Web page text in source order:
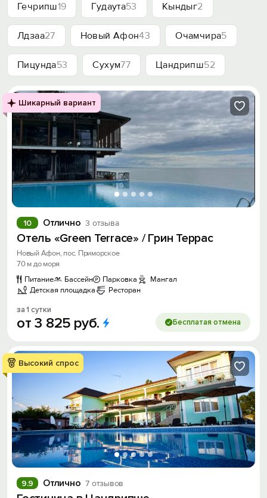
Гечрипш19 Гудаута53 Кындыг2
Лдзаа27 Новый Афон43 Очамчира5
Пицунда53 Сухум77 Цандрипш52
Шикарный вариант
Отлично 3 отзыва
10
Отель «Green Terrace» / Грин Террас
Новый Афон, пос. Приморское
70 м до моря
Питание
Бассейн Парковка
Мангал
Детская площадка
Ресторан
за 1 сутки
от3 825 руб. Бесплатая отмена
Высокий спрос
Отлично 7 отзывов
9.9